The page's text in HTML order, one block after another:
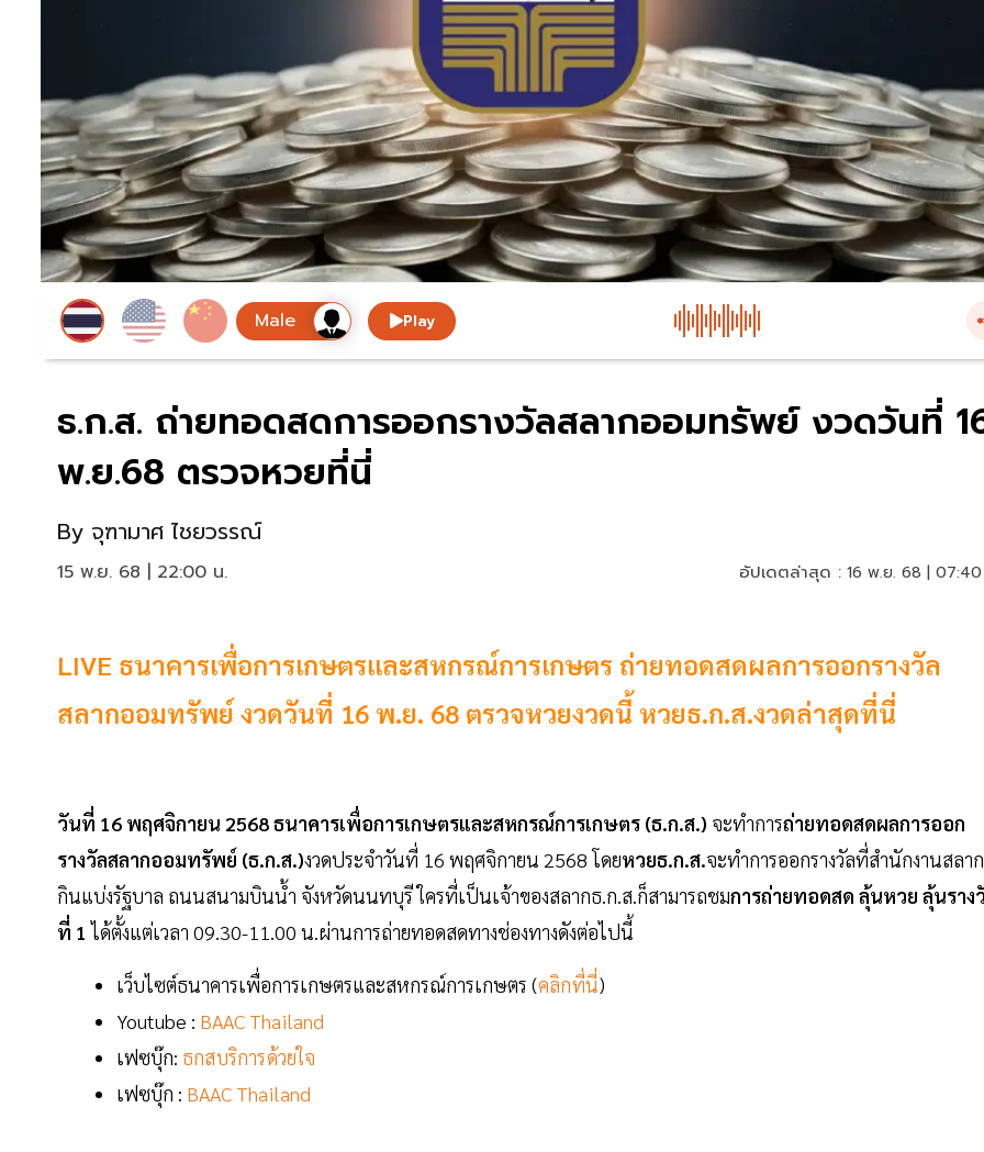
Play
ธ.ก.ส. ถ่ายทอดสดการออกรางวัลสลากออมทรัพย์ งวดวันที่
พ.ย.68 ตรวจหวยที่นี่
By จุฑามาศ ไชยวรรณ์
15 พ.ย. 68 | 22:00 น. อัปเดตล่าสุด : 16 พ.ย. 68 |
LIVE ธนาคารเพื่อการเกษตรและสหกรณ์การเกษตร ถ่ายทอดสดผลการออกรางวัล
สลากออมทรัพย์ งวดวันที่ 16 พ.ย. 68 ตรวจหวยงวดนี้ หวยธ.ก.ส.งวดล่าสุดที่นี่
วันที่ 16 พฤศจิกายน 2568 ธนาคารเพื่อการเกษตรและสหกรณ์การเกษตร (ธ.ก.ส.) จะทำการถ่ายทอดสดผลการออก
รางวัลสลากออมทรัพย์ (ธ.ก.ส.)งวดประจำวันที่ 16 พฤศจิกายน 2568 โดยหวยธ.ก.ส.จะทำการออกรางวัลที่สำนักงานสลาก
กินแบ่งรัฐบาล ถนนสนามบินน้ำ จังหวัดนนทบุรี ใครที่เป็นเจ้าของสลากธ.ก.ส.ก็สามารถชมการถ่ายทอดสด ลุ้นหวย ลุ้นราง
ที่ 1 ได้ตั้งแต่เวลา 09.30-11.00 น.ผ่านการถ่ายทอดสดทางช่องทางดังต่อไปนี้
เว็บไซต์ธนาคารเพื่อการเกษตรและสหกรณ์การเกษตร (คลิกที่นี่)
Youtube : BAAC Thailand
เฟซบุ๊ก: ธกสบริการด้วยใจ
เฟซบุ๊ก : BAAC Thailand